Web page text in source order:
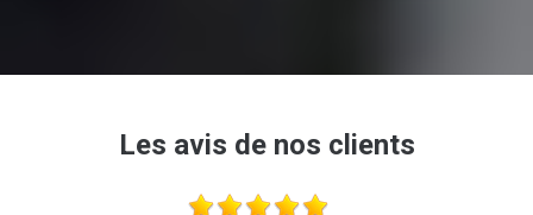
Les avis de nos clients